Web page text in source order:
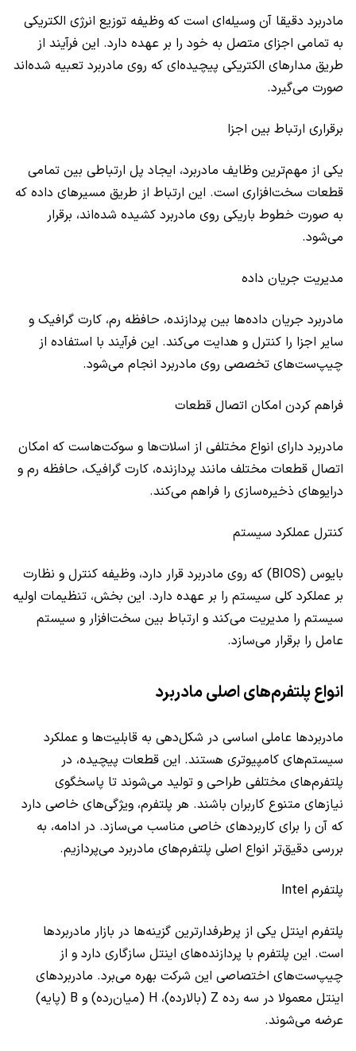
مادربرد دقیقا آن وسیله‌ای است که وظیفه توزیع انرژی الکتریکی
به تمامی اجزای متصل به خود را بر عهده دارد. این فرآیند از
طریق مدارهای الکتریکی پیچیده‌ای که روی مادربرد تعبیه شده‌اند
صورت می‌گیرد.
برقراری ارتباط بین اجزا
یکی از مهم‌ترین وظایف مادربرد، ایجاد پل ارتباطی بین تمامی
قطعات سخت‌افزاری است. این ارتباط از طریق مسیرهای داده که
به صورت خطوط باریکی روی مادربرد کشیده شده‌اند، برقرار
می‌شود.
مدیریت جریان داده
مادربرد جریان داده‌ها بین پردازنده، حافظه رم، کارت گرافیک و
سایر اجزا را کنترل و هدایت می‌کند. این فرآیند با استفاده از
چیپ‌ست‌های تخصصی روی مادربرد انجام می‌شود.
فراهم کردن امکان اتصال قطعات
مادربرد دارای انواع مختلفی از اسلات‌ها و سوکت‌هاست که امکان
اتصال قطعات مختلف مانند پردازنده، کارت گرافیک، حافظه رم و
درایوهای ذخیره‌سازی را فراهم می‌کند.
کنترل عملکرد سیستم
بایوس (BIOS) که روی مادربرد قرار دارد، وظیفه کنترل و نظارت
بر عملکرد کلی سیستم را بر عهده دارد. این بخش، تنظیمات اولیه
سیستم را مدیریت می‌کند و ارتباط بین سخت‌افزار و سیستم
عامل را برقرار می‌سازد.
انواع پلتفرم‌های اصلی مادربرد
مادربردها عاملی اساسی در شکل‌دهی به قابلیت‌ها و عملکرد
سیستم‌های کامپیوتری هستند. این قطعات پیچیده، در
پلتفرم‌های مختلفی طراحی و تولید می‌شوند تا پاسخگوی
نیازهای متنوع کاربران باشند. هر پلتفرم، ویژگی‌های خاصی دارد
که آن را برای کاربردهای خاصی مناسب می‌سازد. در ادامه، به
بررسی دقیق‌تر انواع اصلی پلتفرم‌های مادربرد می‌پردازیم.
پلتفرم Intel
پلتفرم اینتل یکی از پرطرفدارترین گزینه‌ها در بازار مادربردها
است. این پلتفرم با پردازنده‌های اینتل سازگاری دارد و از
چیپ‌ست‌های اختصاصی این شرکت بهره می‌برد. مادربردهای
اینتل معمولا در سه رده Z (بالارده)، H (میان‌رده) و B (پایه)
عرضه می‌شوند.